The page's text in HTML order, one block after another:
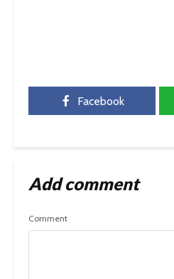
Facebook
Add comment
Comment